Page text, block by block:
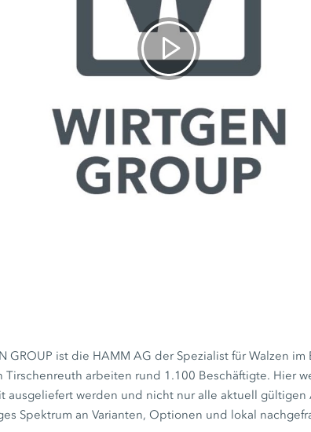
GROUP ist die HAMM AG der Spezialist für Walzen im
Tirschenreuth arbeiten rund 1.100 Beschäftigte. Hier
ausgeliefert werden und nicht nur alle aktuell gültigen
Spektrum an Varianten, Optionen und lokal